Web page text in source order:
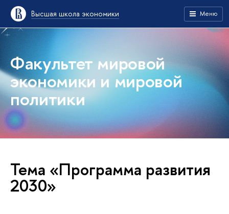
Высшая школа экономики Меню
Факультет мировой
экономики и мировой
политики
Тема «Программа развития
2030»